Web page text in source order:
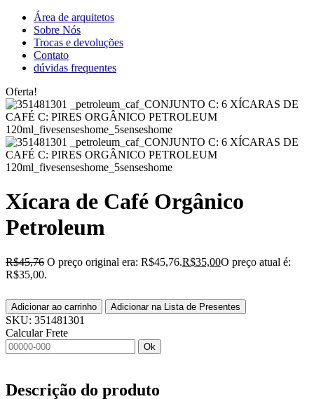
Área de arquitetos
Sobre Nós
Trocas e devoluções
Contato
dúvidas frequentes
Oferta!
Xícara de Café Orgânico
Petroleum
R$45,76 O preço original era: R$45,76.R$35,00O preço atual é:
R$35,00.
Adicionar ao carrinho Adicionar na Lista de Presentes
SKU: 351481301
Calcular Frete
Ok
Descrição do produto